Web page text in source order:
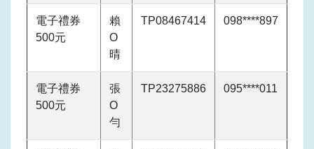
電子禮券
500元
賴
O
晴
TP08467414 098****897
電子禮券
500元
張
O
勻
TP23275886 095****011